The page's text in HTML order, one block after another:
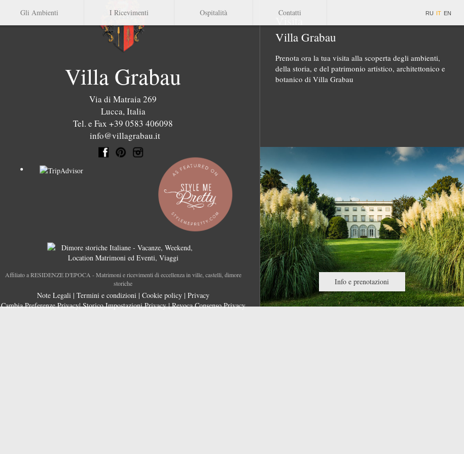
Gli Ambienti I Ricevimenti Ospitalità Contatti RU IT EN
Villa Grabau
Via di Matraia 269
Lucca, Italia
Tel. e Fax +39 0583 406098
info@villagrabau.it
Affiliato a RESIDENZE D'EPOCA - Matrimoni e ricevimenti di eccellenza in ville, castelli, dimore
storiche
Note Legali| Termini e condizioni| Cookie policy| Privacy
Cambia Preferenze Privacy|Storico Impostazioni Privacy|Revoca Consenso Privacy
Villa Grabau
Prenota ora la tua visita alla scoperta degli ambienti,
della storia, e del patrimonio artistico, architettonico e
botanico di Villa Grabau
Info e prenotazioni